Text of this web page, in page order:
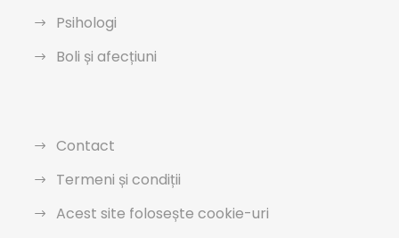
Psihologi
Boli și afecțiuni
Contact
Termeni și condiții
Acest site folosește cookie-uri